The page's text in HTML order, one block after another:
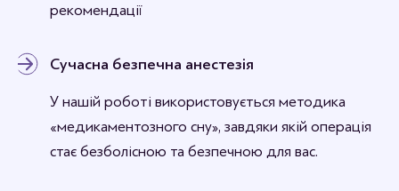
рекомендації
Сучасна безпечна анестезія
У нашій роботі використовується методика
«медикаментозного сну», завдяки якій операція
стає безболісною та безпечною для вас.